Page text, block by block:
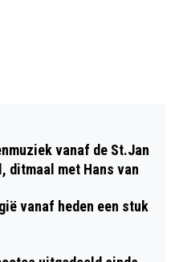
VOOR
VOOR
IN
vanaf de St.Jan
ditmaal met Hans van
vanaf heden een stuk